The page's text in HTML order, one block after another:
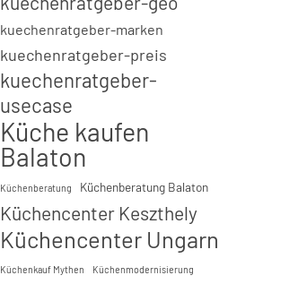
kuechenratgeber-marken
kuechenratgeber-preis
kuechenratgeber-
usecase
Küche kaufen
Balaton
Küchenberatung Küchenberatung Balaton
Küchencenter Keszthely
Küchencenter Ungarn
Küchenkauf Mythen Küchenmodernisierung